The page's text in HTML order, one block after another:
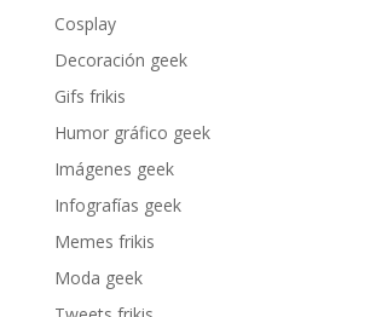
Cosplay
Decoración geek
Gifs frikis
Humor gráfico geek
Imágenes geek
Infografías geek
Memes frikis
Moda geek